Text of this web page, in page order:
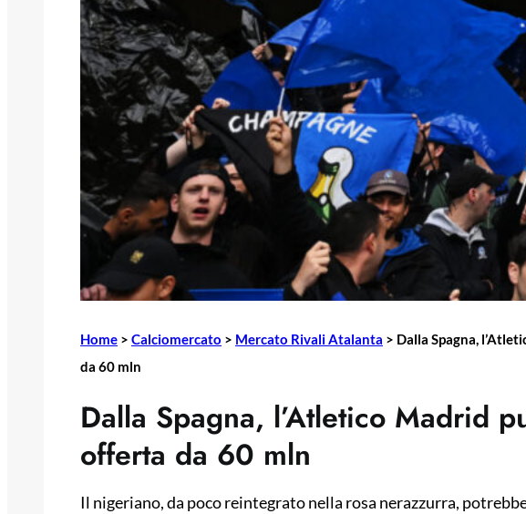
Home > Calciomercato > Mercato Rivali Atalanta > Dalla Spagna,
da 60 mln
Dalla Spagna, l’Atletico Madrid
offerta da 60 mln
Il nigeriano, da poco reintegrato nella rosa nerazzurra,